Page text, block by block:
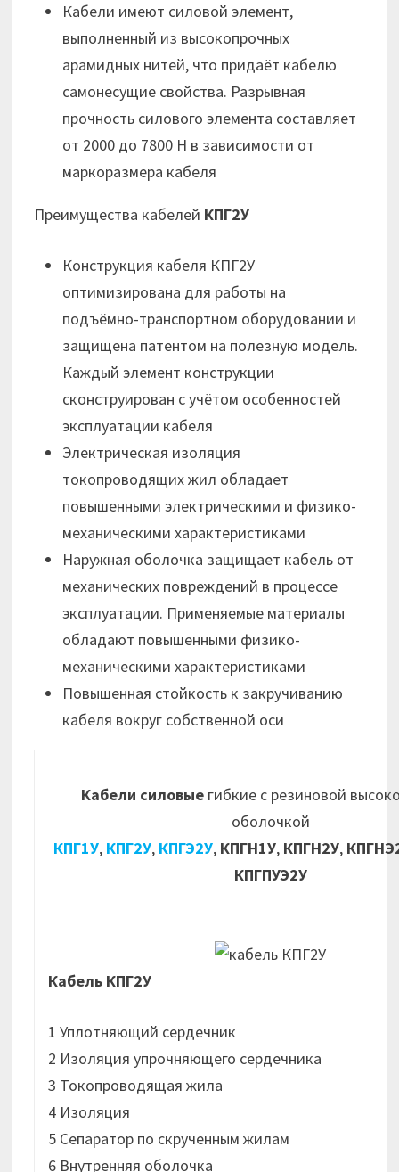
Кабели имеют силовой элемент,
выполненный из высокопрочных
арамидных нитей, что придаёт кабелю
самонесущие свойства. Разрывная
прочность силового элемента составляет
от 2000 до 7800 Н в зависимости от
маркоразмера кабеля
Преимущества кабелей КПГ2У
Конструкция кабеля КПГ2У
оптимизирована для работы на
подъёмно-транспортном оборудовании и
защищена патентом на полезную модель.
Каждый элемент конструкции
сконструирован с учётом особенностей
эксплуатации кабеля
Электрическая изоляция
токопроводящих жил обладает
повышенными электрическими и физико-
механическими характеристиками
Наружная оболочка защищает кабель от
механических повреждений в процессе
эксплуатации. Применяемые материалы
обладают повышенными физико-
механическими характеристиками
Повышенная стойкость к закручиванию
кабеля вокруг собственной оси
Кабели силовые гибкие с резиновой
оболочкой
КПГ1У, КПГ2У, КПГЭ2У, КПГН1У, КПГН2У,
КПГПУЭ2У
Кабель КПГ2У
1 Уплотняющий сердечник
2 Изоляция упрочняющего сердечника
3 Токопроводящая жила
4 Изоляция
5 Сепаратор по скрученным жилам
6 Внутренняя оболочка